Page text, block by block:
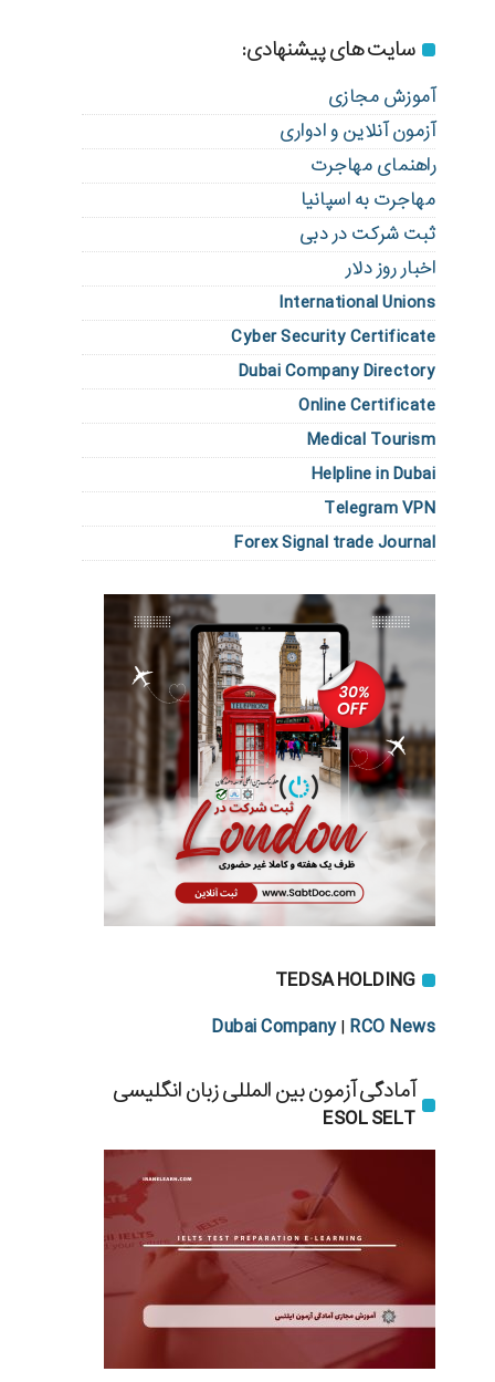
سایت های پیشنهادی:
آموزش مجازی
آزمون آنلاین و ادواری
راهنمای مهاجرت
مهاجرت به اسپانیا
ثبت شرکت در دبی
اخبار روز دلار
International Unions
Cyber Security Certificate
Dubai Company Directory
Online Certificate
Medical Tourism
Helpline in Dubai
Telegram VPN
Forex Signal trade Journal
TEDSA HOLDING
Dubai Company| RCO News
آمادگی آزمون بین المللی زبان انگلیسی
ESOL SELT